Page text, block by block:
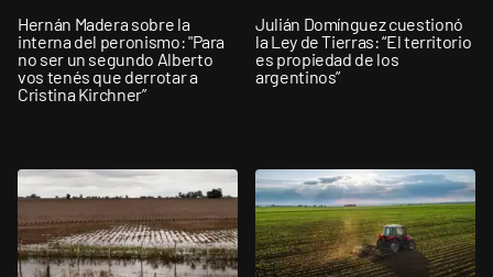
Hernán Madera sobre la
interna del peronismo: "Para
no ser un segundo Alberto
vos tenés que derrotar a
Cristina Kirchner”
Julián Domínguez cuestionó
la Ley de Tierras: “El territorio
es propiedad de los
argentinos”